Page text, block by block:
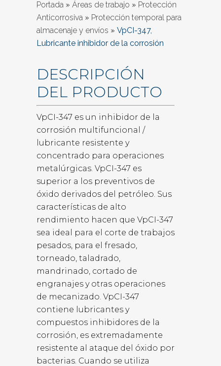
Portada » Áreas de trabajo » Protección
Anticorrosiva » Protección temporal para
almacenaje y envíos » VpCI-347,
Lubricante inhibidor de la corrosión
DESCRIPCIÓN
DEL PRODUCTO
VpCI-347 es un inhibidor de la
corrosión multifuncional /
lubricante resistente y
concentrado para operaciones
metalúrgicas. VpCI-347 es
superior a los preventivos de
óxido derivados del petróleo. Sus
características de alto
rendimiento hacen que VpCI-347
sea ideal para el corte de trabajos
pesados, para el fresado,
torneado, taladrado,
mandrinado, cortado de
engranajes y otras operaciones
de mecanizado. VpCI-347
contiene lubricantes y
compuestos inhibidores de la
corrosión, es extremadamente
resistente al ataque del óxido por
bacterias. Cuando se utiliza